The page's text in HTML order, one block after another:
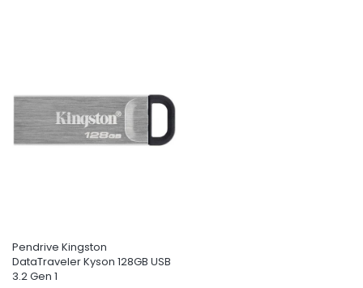
Pendrive Kingston
DataTraveler Kyson 128GB USB
3.2 Gen 1